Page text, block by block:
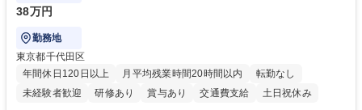
38万円
勤務地
東京都千代田区
年間休日120日以上
月平均残業時間20時間以内
転勤なし
未経験者歓迎
研修あり 賞与あり 交通費支給 土日祝休み